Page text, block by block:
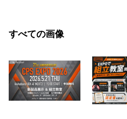
すべての画像